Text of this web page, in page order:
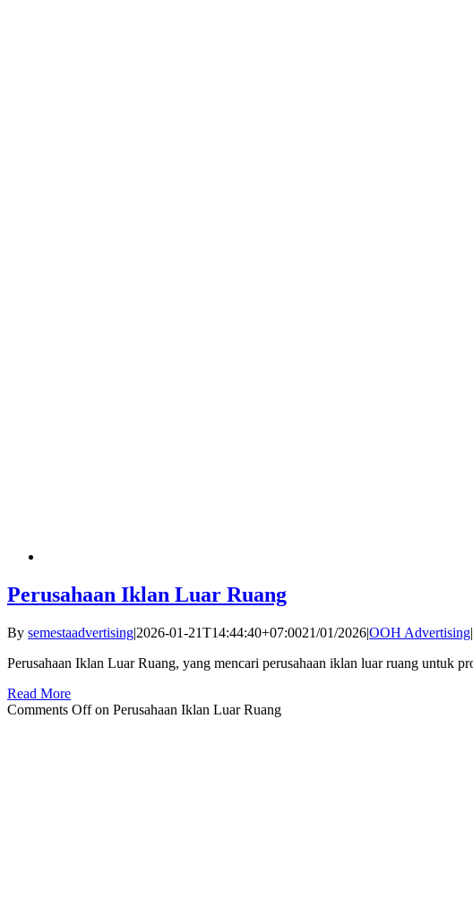
Perusahaan Iklan Luar Ruang
By semestaadvertising|2026-01-21T14:44:40+07:0021/01/2026|OOH Advertising|
Perusahaan Iklan Luar Ruang, yang mencari perusahaan iklan luar ruang untuk
Read More
Comments Offon Perusahaan Iklan Luar Ruang